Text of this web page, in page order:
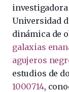
Universidad
dinámica de
galaxias
agujeros
estudios de
1000714,